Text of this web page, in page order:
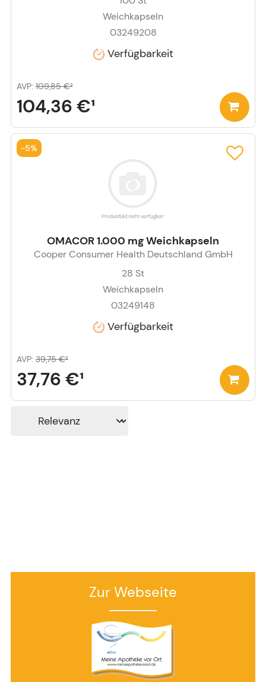
Weichkapseln
03249208
Verfügbarkeit
104,36 €¹
AVP: 109,85 €²
OMACOR 1.000 mg Weichkapseln
Cooper Consumer Health Deutschland GmbH
28 St
Weichkapseln
03249148
Verfügbarkeit
37,76 €¹
AVP: 39,75 €²
-5%
Zur Webseite